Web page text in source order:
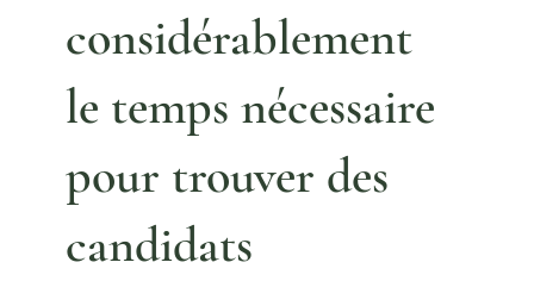
considérablement
le temps nécessaire
pour trouver des
candidats